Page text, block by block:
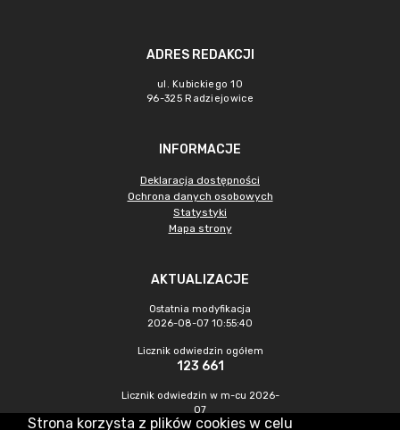
ADRES REDAKCJI
ul. Kubickiego 10
96-325 Radziejowice
INFORMACJE
Deklaracja dostępności
Ochrona danych osobowych
Statystyki
Mapa strony
AKTUALIZACJE
Ostatnia modyfikacja
2026-08-07 10:55:40
Licznik odwiedzin ogółem
123 661
Licznik odwiedzin w m-cu 2026-
07
321
Strona korzysta z plików cookies w celu